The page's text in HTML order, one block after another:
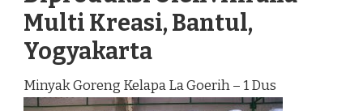
Multi Kreasi, Bantul,
Yogyakarta
Minyak Goreng Kelapa La Goerih – 1 Dus